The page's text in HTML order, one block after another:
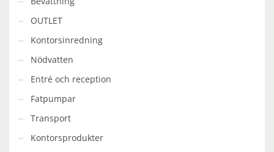
OUTLET
Kontorsinredning
Nödvatten
Entré och reception
Fatpumpar
Transport
Kontorsprodukter